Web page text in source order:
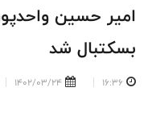
امیر حسین
بسکتبال شد
16:36
1402/03/24